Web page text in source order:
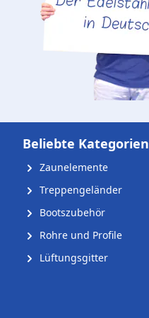
Beliebte Kategorien
Zaunelemente
Treppengeländer
Bootszubehör
Rohre und Profile
Lüftungsgitter